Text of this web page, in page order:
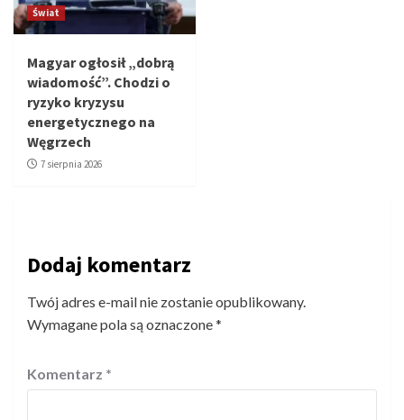
Świat
Magyar ogłosił „dobrą
wiadomość”. Chodzi o
ryzyko kryzysu
energetycznego na
Węgrzech
7 sierpnia 2026
Dodaj komentarz
Twój adres e-mail nie zostanie opublikowany.
Wymagane pola są oznaczone*
Komentarz *